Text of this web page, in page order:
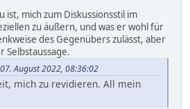
ist, mich zum Diskussionsstil im
zu äußern, und was er wohl für
des Gegenübers zulässt, aber
Selbstaussage.
August 2022, 08:36:02
mich zu revidieren. All mein